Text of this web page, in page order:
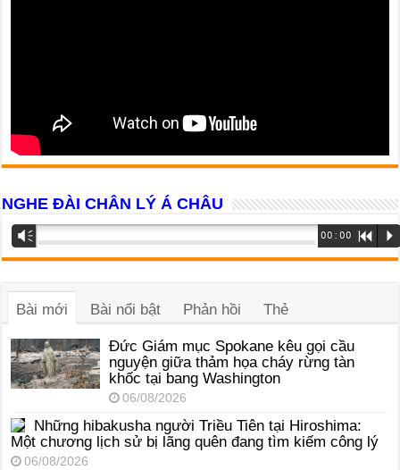
NGHE ĐÀI CHÂN LÝ Á CHÂU
Trình
phát
âm
Vm 00:00 R P
Bài mới Bài nổi bật Phản hồi Thẻ
Đức Giám mục Spokane kêu gọi cầu
nguyện giữa thảm họa cháy rừng tàn
khốc tại bang Washington
06/08/2026
Những hibakusha người Triều Tiên tại Hiroshima:
Một chương lịch sử bị lãng quên đang tìm kiếm công lý
06/08/2026